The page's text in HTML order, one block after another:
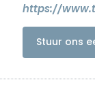
https://
Stuur ons